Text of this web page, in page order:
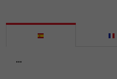
Tarjetas de Crédito admitidas
Terraza
...